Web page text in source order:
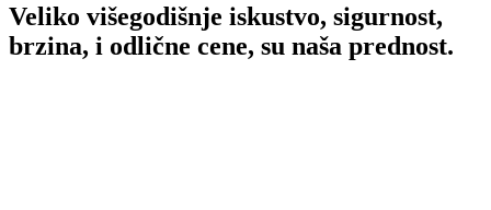
Veliko višegodišnje iskustvo, sigurnost,
brzina, i odlične cene, su naša prednost.